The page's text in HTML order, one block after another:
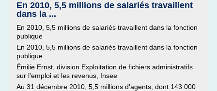
En 2010, 5,5 millions de salariés travaillent
dans la ...
En 2010, 5,5 millions de salariés travaillent dans la fonction
publique
En 2010, 5,5 millions de salariés travaillent dans la fonction
publique
Émilie Ernst, division Exploitation de fichiers administratifs
sur l'emploi et les revenus, Insee
Au 31 décembre 2010, 5,5 millions d'agents, dont 143 000